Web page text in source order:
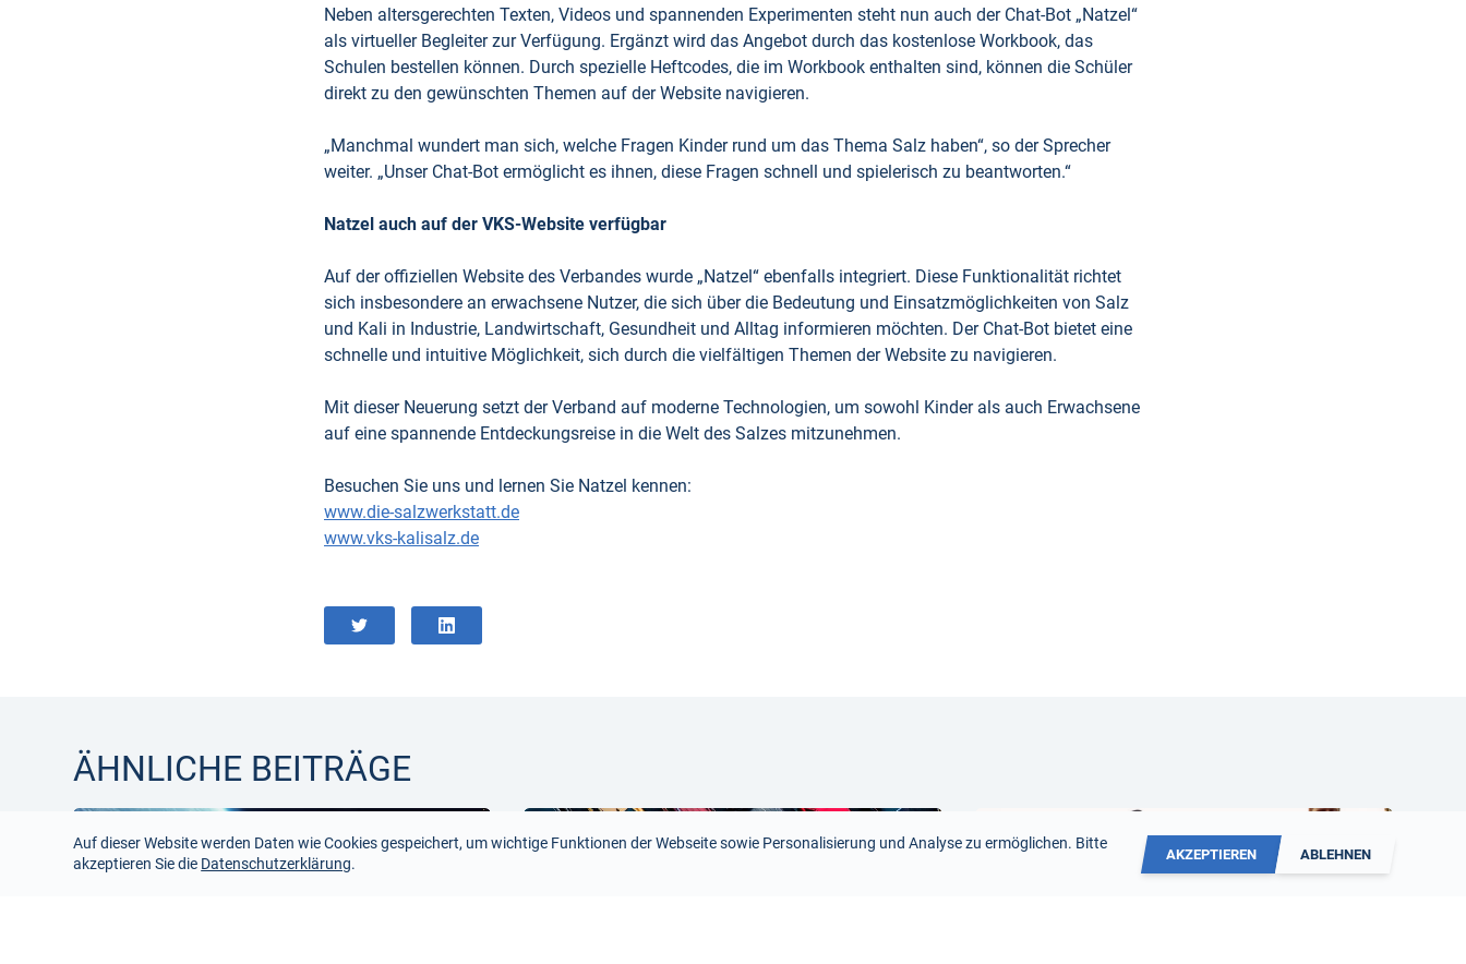
Neben altersgerechten Texten, Videos und spannenden Experimenten steht nun auch der Chat-Bot „Natzel“
als virtueller Begleiter zur Verfügung. Ergänzt wird das Angebot durch das kostenlose Workbook, das
Schulen bestellen können. Durch spezielle Heftcodes, die im Workbook enthalten sind, können die Schüler
direkt zu den gewünschten Themen auf der Website navigieren.
„Manchmal wundert man sich, welche Fragen Kinder rund um das Thema Salz haben“, so der Sprecher
weiter. „Unser Chat-Bot ermöglicht es ihnen, diese Fragen schnell und spielerisch zu beantworten.“
Natzel auch auf der VKS-Website verfügbar
Auf der offiziellen Website des Verbandes wurde „Natzel“ ebenfalls integriert. Diese Funktionalität richtet
sich insbesondere an erwachsene Nutzer, die sich über die Bedeutung und Einsatzmöglichkeiten von Salz
und Kali in Industrie, Landwirtschaft, Gesundheit und Alltag informieren möchten. Der Chat-Bot bietet eine
schnelle und intuitive Möglichkeit, sich durch die vielfältigen Themen der Website zu navigieren.
Mit dieser Neuerung setzt der Verband auf moderne Technologien, um sowohl Kinder als auch Erwachsene
auf eine spannende Entdeckungsreise in die Welt des Salzes mitzunehmen.
Besuchen Sie uns und lernen Sie Natzel kennen:
www.die-salzwerkstatt.de
www.vks-kalisalz.de
ÄHNLICHE BEITRÄGE
Auf dieser Website werden Daten wie Cookies gespeichert, um wichtige Funktionen der Webseite sowie Personalisierung und Analyse zu ermöglichen. Bitte
akzeptieren Sie die Datenschutzerklärung.
AKZEPTIEREN ABLEHNEN